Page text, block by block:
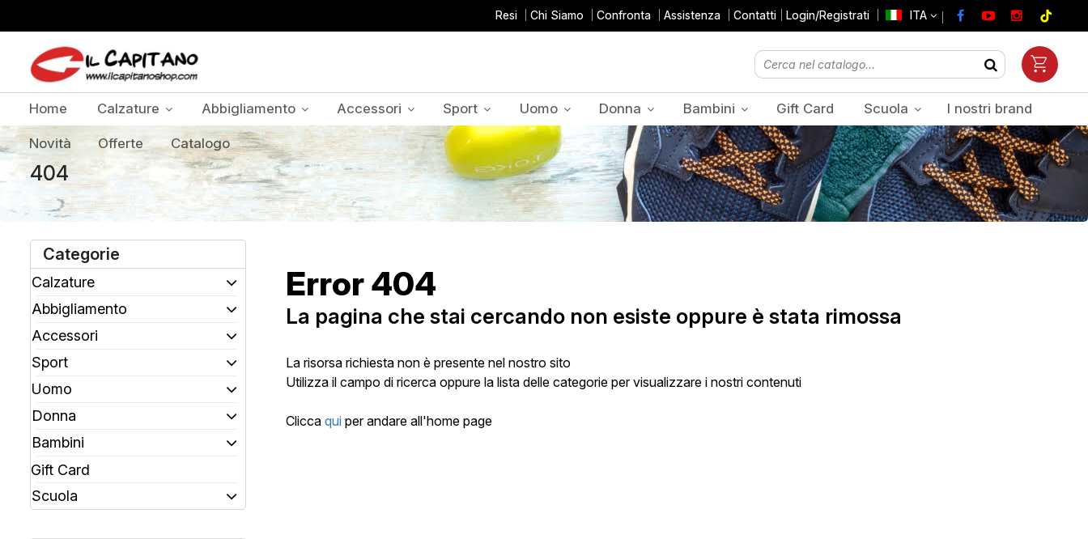
Resi Chi Siamo Confronta Assistenza Contatti Login/Registrati ITA
Home Calzature Abbigliamento Accessori Sport Uomo Donna Bambini Gift Card Scuola I nostri brand
Novità Offerte Catalogo
404
Error 404
La pagina che stai cercando non esiste oppure è stata rimossa
La risorsa richiesta non è presente nel nostro sito
Utilizza il campo di ricerca oppure la lista delle categorie per visualizzare i nostri contenuti
Clicca qui per andare all'home page
Categorie
Calzature
Abbigliamento
Accessori
Sport
Uomo
Donna
Bambini
Gift Card
Scuola